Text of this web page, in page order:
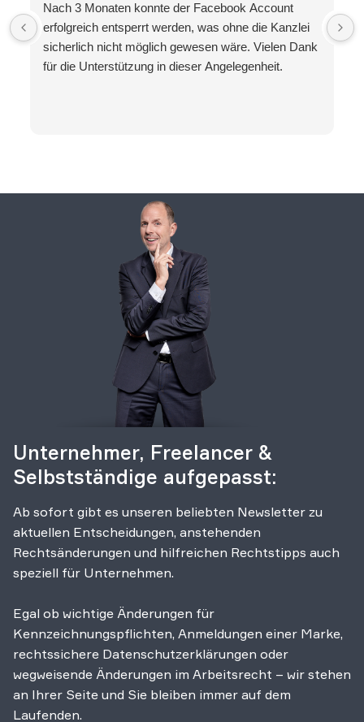
Nach 3 Monaten konnte der Facebook Account
erfolgreich entsperrt werden, was ohne die Kanzlei
sicherlich nicht möglich gewesen wäre. Vielen Dank
für die Unterstützung in dieser Angelegenheit.
Unternehmer, Freelancer &
Selbstständige aufgepasst:
Ab sofort gibt es unseren beliebten Newsletter zu
aktuellen Entscheidungen, anstehenden
Rechtsänderungen und hilfreichen Rechtstipps auch
speziell für Unternehmen.
Egal ob wichtige Änderungen für
Kennzeichnungspflichten, Anmeldungen einer Marke,
rechtssichere Datenschutzerklärungen oder
wegweisende Änderungen im Arbeitsrecht – wir stehen
an Ihrer Seite und Sie bleiben immer auf dem
Laufenden.